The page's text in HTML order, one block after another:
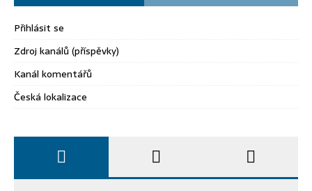
Přihlásit se
Zdroj kanálů (příspěvky)
Kanál komentářů
Česká lokalizace